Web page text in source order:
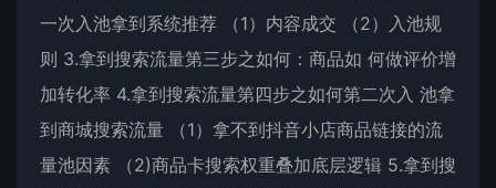
一次入池拿到系统推荐 （1）内容成交 （2）入池规
则 3.拿到搜索流量第三步之如何：商品如 何做评价增
加转化率 4.拿到搜索流量第四步之如何第二次入 池拿
到商城搜索流量 （1）拿不到抖音小店商品链接的流
量池因素 （2)商品卡搜索权重叠加底层逻辑 5.拿到搜